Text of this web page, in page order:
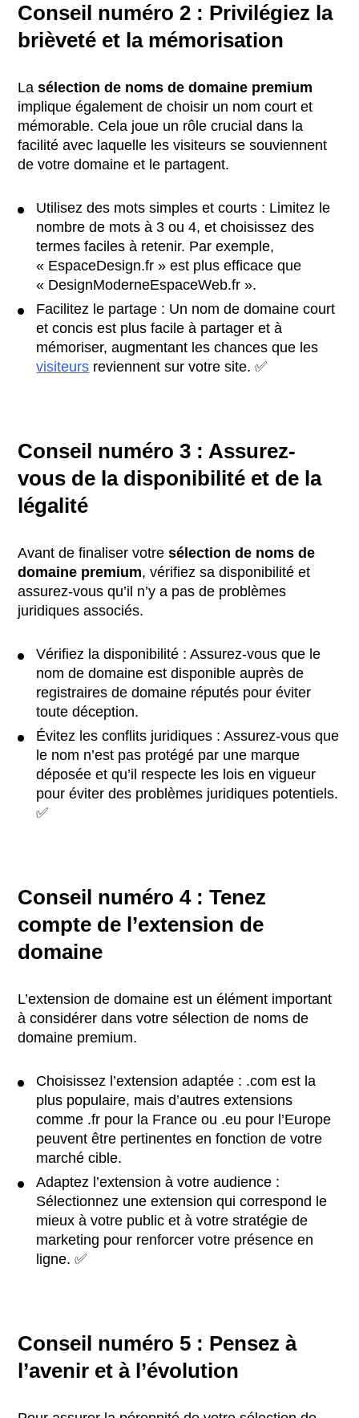
Conseil numéro 2 : Privilégiez la
brièveté et la mémorisation
Lasélection de noms de domaine premium
implique également de choisir un nom court et
mémorable. Cela joue un rôle crucial dans la
facilité avec laquelle les visiteurs se souviennent
de votre domaine et le partagent.
Utilisez des mots simples et courts : Limitez le
nombre de mots à 3 ou 4, et choisissez des
termes faciles à retenir. Par exemple,
« EspaceDesign.fr » est plus efficace que
« DesignModerneEspaceWeb.fr ».
Facilitez le partage : Un nom de domaine court
et concis est plus facile à partager et à
mémoriser, augmentant les chances que les
visiteurs reviennent sur votre site. ✅
Conseil numéro 3 : Assurez-
vous de la disponibilité et de la
légalité
Avant de finaliser votresélection de noms de
domaine premium, vérifiez sa disponibilité et
assurez-vous qu’il n’y a pas de problèmes
juridiques associés.
Vérifiez la disponibilité : Assurez-vous que le
nom de domaine est disponible auprès de
registraires de domaine réputés pour éviter
toute déception.
Évitez les conflits juridiques : Assurez-vous que
le nom n’est pas protégé par une marque
déposée et qu’il respecte les lois en vigueur
pour éviter des problèmes juridiques potentiels.
✅
Conseil numéro 4 : Tenez
compte de l’extension de
domaine
L’extension de domaine est un élément important
à considérer dans votre sélection de noms de
domaine premium.
Choisissez l’extension adaptée : .com est la
plus populaire, mais d’autres extensions
comme .fr pour la France ou .eu pour l’Europe
peuvent être pertinentes en fonction de votre
marché cible.
Adaptez l’extension à votre audience :
Sélectionnez une extension qui correspond le
mieux à votre public et à votre stratégie de
marketing pour renforcer votre présence en
ligne. ✅
Conseil numéro 5 : Pensez à
l’avenir et à l’évolution